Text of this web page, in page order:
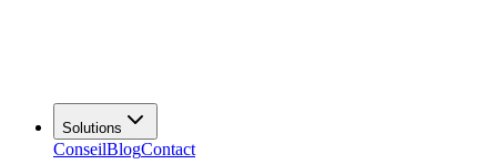
Solutions
ConseilBlogContact